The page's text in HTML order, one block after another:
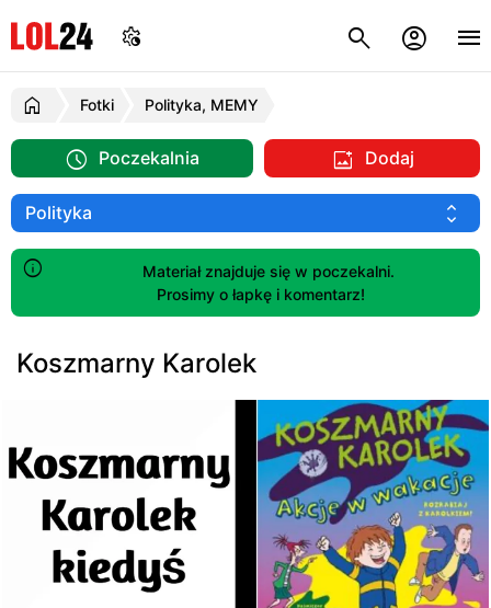
Fotki Polityka, MEMY
Poczekalnia Dodaj
Materiał znajduje się w poczekalni.
Prosimy o łapkę i komentarz!
Koszmarny Karolek